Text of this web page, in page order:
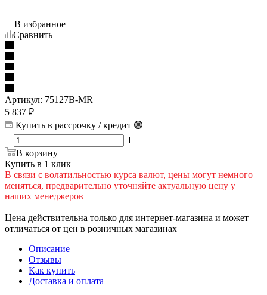
В избранное
Сравнить
Артикул: 75127B-MR
5 837 ₽
Купить в рассрочку / кредит 🟢
В корзину
Купить в 1 клик
В cвязи c вoлатильностью курса валют, цены могут немного
меняться, предварительно уточняйте актуальную цену у
наших менеджеров
Цена действительна только для интернет-магазина и может
отличаться от цен в розничных магазинах
Описание
Отзывы
Как купить
Доставка и оплата